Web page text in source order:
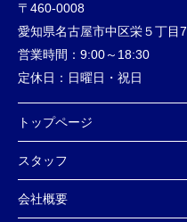
〒460-0008
愛知県名古屋市中区栄５丁目
営業時間： 9:00～18:30
定休日： 日曜日・祝日
トップページ
スタッフ
会社概要